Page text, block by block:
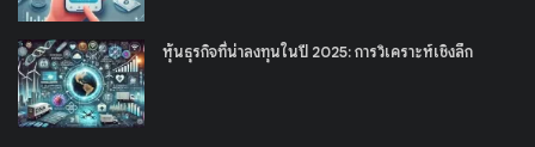
หุ้นธุรกิจที่น่าลงทุนในปี 2025: การวิเคราะห์เชิงลึก